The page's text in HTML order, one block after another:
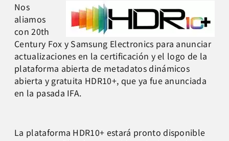
Nos
aliamos
con 20th
Century Fox y Samsung Electronics para anunciar
actualizaciones en la certificación y el logo de la
plataforma abierta de metadatos dinámicos
abierta y gratuita HDR10+, que ya fue anunciada
en la pasada IFA.
La plataforma HDR10+ estará pronto disponible